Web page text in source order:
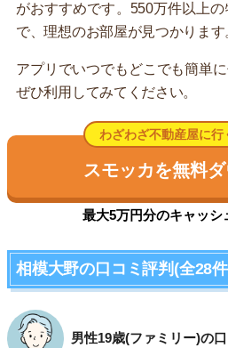
がおすすめです。550万件以上
で、理想のお部屋が見つかります
アプリでいつでもどこでも簡単
ぜひ利用してみてください。
わざわざ不動産屋に行
スモッカを無料
最大5万円分のキャッシ
相模大野の口コミ評判(全28
男性19歳(ファミリー)の